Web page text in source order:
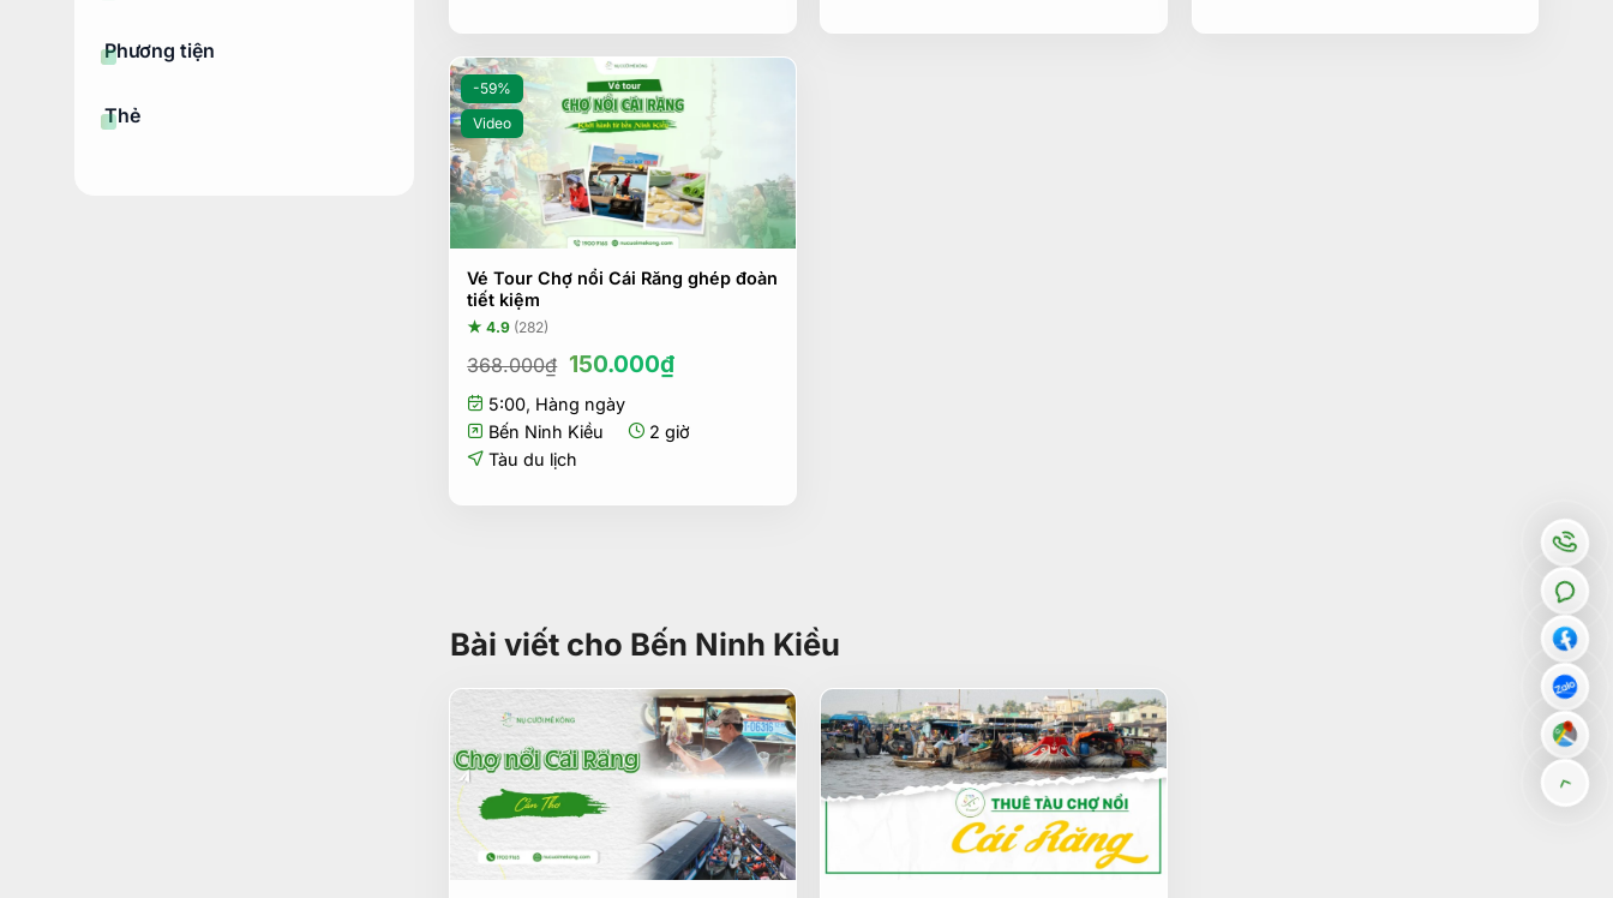
Phương tiện
Thẻ
-59%
Video
Vé Tour Chợ nổi Cái Răng ghép đoàn
tiết kiệm
★ 4.9 (282)
368.000₫ Giá
là:
368.000₫.
150.000₫Giá
là:
5:00, Hàng ngày
Bến Ninh Kiều
2 giờ
Tàu du lịch
Bài viết cho Bến Ninh Kiều